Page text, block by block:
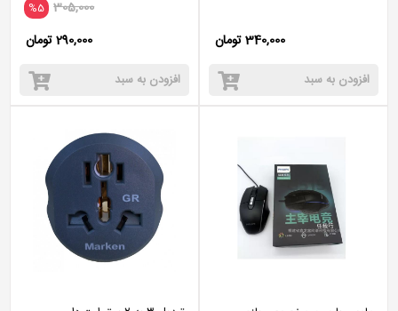
340,000 تومان
افزودن به سبد
%5 305,000
290,000 تومان
افزودن به سبد